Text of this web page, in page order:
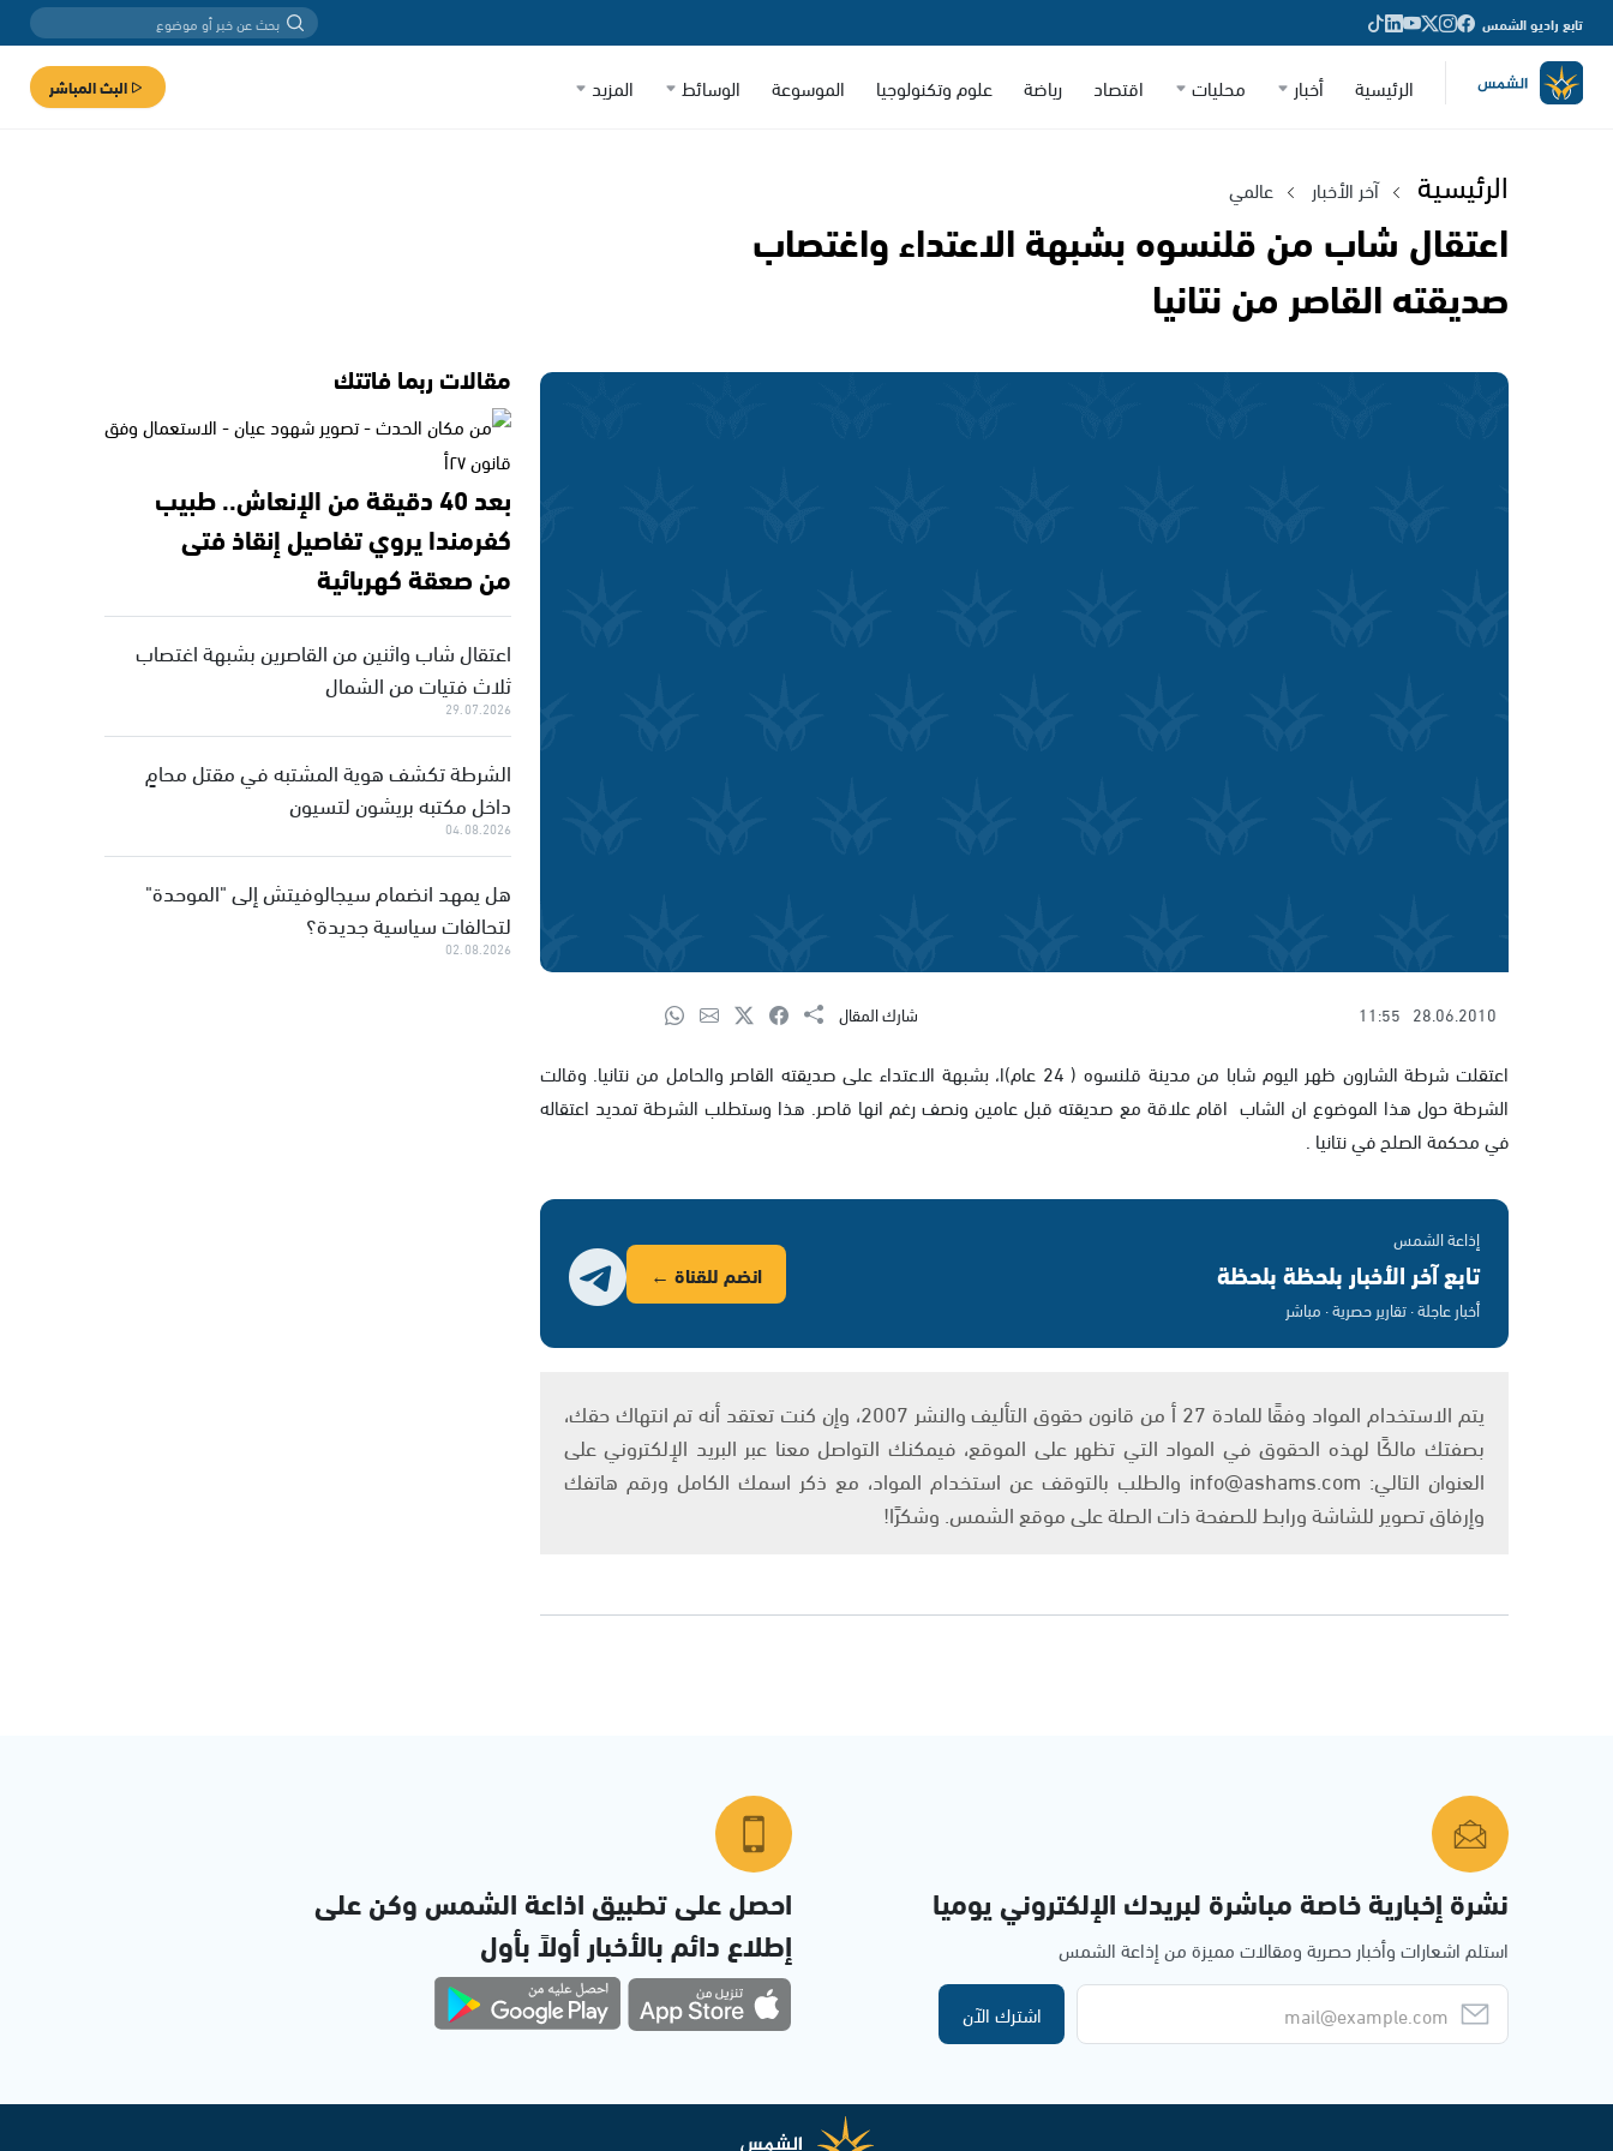
تابع راديو الشمس
الرئيسية أخبار محليات اقتصاد رياضة علوم وتكنولوجيا الموسوعة الوسائط المزيد البث المباشر
الرئيسية آخر الأخبار عالمي
اعتقال شاب من قلنسوه بشبهة الاعتداء واغتصاب
صديقته القاصر من نتانيا
28.06.2010
11:55 شارك المقال
اعتقلت شرطة الشارون ظهر اليوم شابا من مدينة قلنسوه ( 24 عام)ا، بشبهة الاعتداء على صديقته القاصر والحامل من نتانيا. وقالت
الشرطة حول هذا الموضوع ان الشاب اقام علاقة مع صديقته قبل عامين ونصف رغم انها قاصر. هذا وستطلب الشرطة تمديد اعتقاله
في محكمة الصلح في نتانيا .
إذاعة الشمس
تابع آخر الأخبار بلحظة بلحظة
أخبار عاجلة · تقارير حصرية · مباشر
انضم للقناة ←
يتم الاستخدام المواد وفقًا للمادة 27 أ من قانون حقوق التأليف والنشر 2007، وإن كنت تعتقد أنه تم انتهاك حقك،
بصفتك مالكًا لهذه الحقوق في المواد التي تظهر على الموقع، فيمكنك التواصل معنا عبر البريد الإلكتروني على
العنوان التالي: info@ashams.com والطلب بالتوقف عن استخدام المواد، مع ذكر اسمك الكامل ورقم هاتفك
وإرفاق تصوير للشاشة ورابط للصفحة ذات الصلة على موقع الشمس. وشكرًا!
مقالات ربما فاتتك
بعد 40 دقيقة من الإنعاش.. طبيب
كفرمندا يروي تفاصيل إنقاذ فتى
من صعقة كهربائية
اعتقال شاب واثنين من القاصرين بشبهة اغتصاب
ثلاث فتيات من الشمال
29.07.2026
الشرطة تكشف هوية المشتبه في مقتل محامٍ
داخل مكتبه بريشون لتسيون
04.08.2026
هل يمهد انضمام سيجالوفيتش إلى "الموحدة"
لتحالفات سياسية جديدة؟
02.08.2026
نشرة إخبارية خاصة مباشرة لبريدك الإلكتروني يوميا
استلم اشعارات وأخبار حصرية ومقالات مميزة من إذاعة الشمس
اشترك الآن
احصل على تطبيق اذاعة الشمس وكن على
إطلاع دائم بالأخبار أولاً بأول